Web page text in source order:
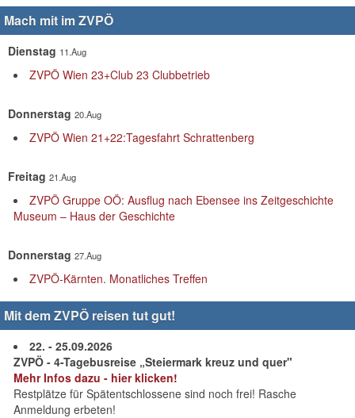
Mach mit im ZVPÖ
Dienstag 11.Aug
ZVPÖ Wien 23+Club 23 Clubbetrieb
Donnerstag 20.Aug
ZVPÖ Wien 21+22:Tagesfahrt Schrattenberg
Freitag 21.Aug
ZVPÖ Gruppe OÖ: Ausflug nach Ebensee ins Zeitgeschichte
Museum – Haus der Geschichte
Donnerstag 27.Aug
ZVPÖ-Kärnten. Monatliches Treffen
Mit dem ZVPÖ reisen tut gut!
22. - 25.09.2026
ZVPÖ - 4-Tagebusreise „Steiermark kreuz und quer"
Mehr Infos dazu - hier klicken!
Restplätze für Spätentschlossene sind noch frei! Rasche
Anmeldung erbeten!